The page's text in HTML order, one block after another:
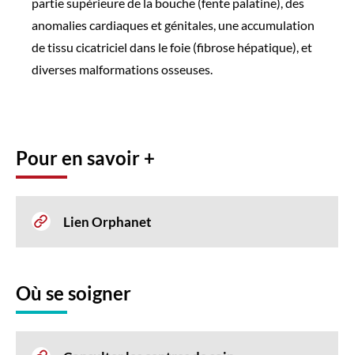
anomalies cardiaques et génitales, une accumulation
de tissu cicatriciel dans le foie (fibrose hépatique), et
diverses malformations osseuses.
Pour en savoir +
Lien Orphanet
Où se soigner